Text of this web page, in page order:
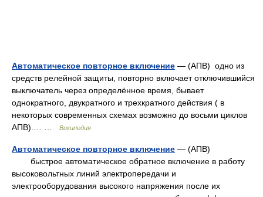
Автоматическое повторное включение — (АПВ) одно из
средств релейной защиты, повторно включает отключившийся
выключатель через определённое время, бывает
однократного, двукратного и трехкратного действия ( в
некоторых современных схемах возможно до восьми циклов
АПВ).… …
Википедия
Автоматическое повторное включение — (АПВ)
быстрое автоматическое обратное включение в работу
высоковольтных линий электропередачи и
электрооборудования высокого напряжения после их